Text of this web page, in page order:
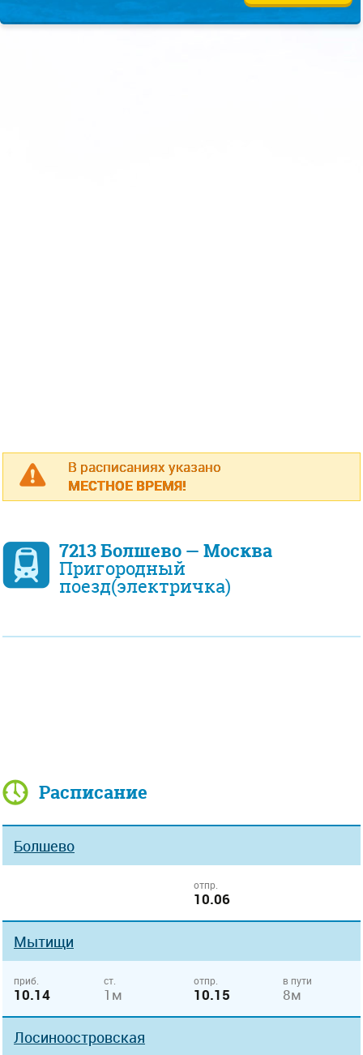
В расписаниях указано
МЕСТНОЕ ВРЕМЯ!
7213 Болшево — Москва
Пригородный
поезд(электричка)
Расписание
Болшево
отпр.
10.06
Мытищи
приб.
10.14
ст.
1м
отпр.
10.15
в пути
8м
Лосиноостровская